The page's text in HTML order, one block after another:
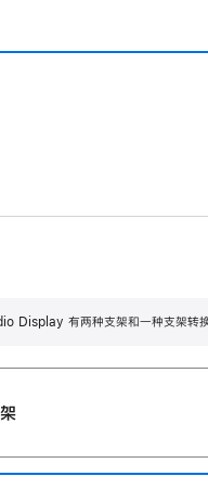
毫
Display 有两种支架和一种支架转换